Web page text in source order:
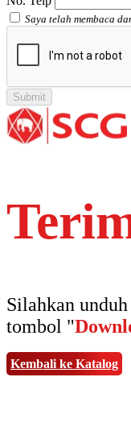
Saya telah membaca
Silahkan
tombol "
Kembali ke Katalog